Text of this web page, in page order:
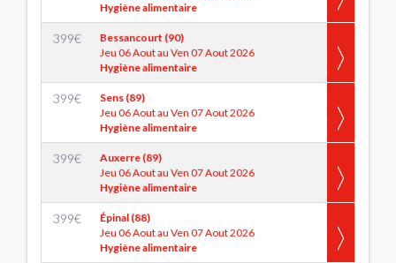
Hygiène alimentaire
399€
Bessancourt (90)
Jeu 06 Aout au Ven 07 Aout 2026
Hygiène alimentaire
399€
Sens (89)
Jeu 06 Aout au Ven 07 Aout 2026
Hygiène alimentaire
399€
Auxerre (89)
Jeu 06 Aout au Ven 07 Aout 2026
Hygiène alimentaire
399€
Épinal (88)
Jeu 06 Aout au Ven 07 Aout 2026
Hygiène alimentaire